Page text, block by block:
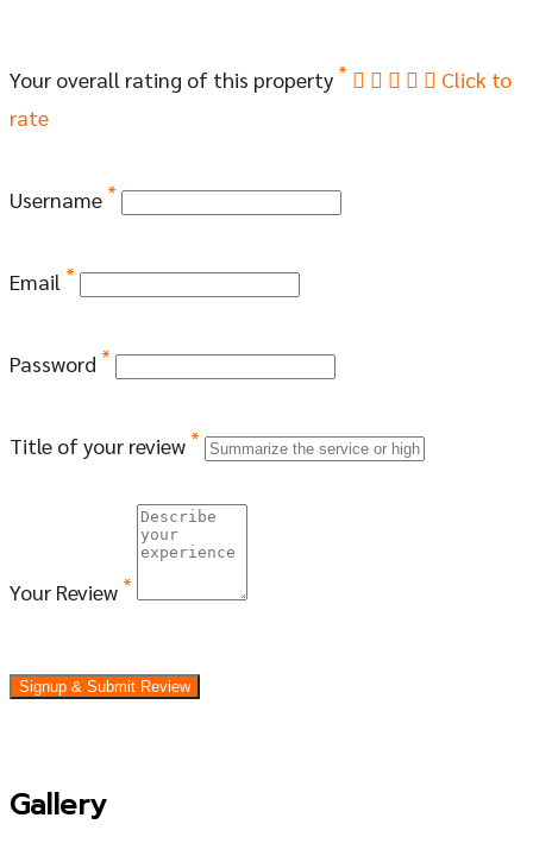
Your overall rating of this property *
Click to
rate
Username *
Email *
Password *
Title of your review *
Your Review *
Signup & Submit Review
Gallery